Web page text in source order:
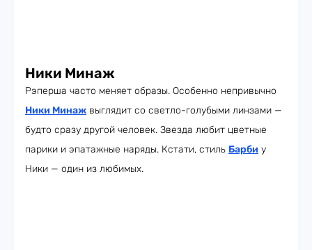
Ники Минаж
Рэперша часто меняет образы. Особенно непривычно
Ники Минаж выглядит со светло-голубыми линзами —
будто сразу другой человек. Звезда любит цветные
парики и эпатажные наряды. Кстати, стиль Барби у
Ники — один из любимых.